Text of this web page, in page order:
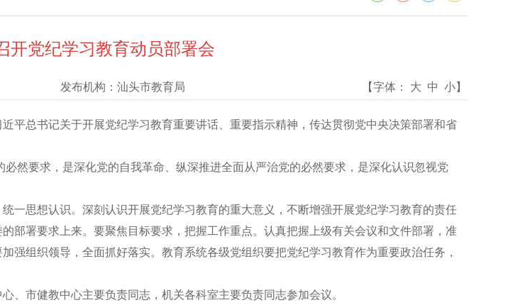
开党纪学习教育动员部署会
发布机构： 汕头市教育局 【字体： 大 中 小】
总书记关于开展党纪学习教育重要讲话、重要指示精神，传达贯彻党中央决策部署和省
然要求，是深化党的自我革命、纵深推进全面从严治党的必然要求，是深化认识忽视党
思想认识。深刻认识开展党纪学习教育的重大意义，不断增强开展党纪学习教育的责任
部署要求上来。要聚焦目标要求，把握工作重点。认真把握上级有关会议和文件部署，准
强组织领导，全面抓好落实。教育系统各级党组织要把党纪学习教育作为重要政治任务，
市健教中心主要负责同志，机关各科室主要负责同志参加会议。